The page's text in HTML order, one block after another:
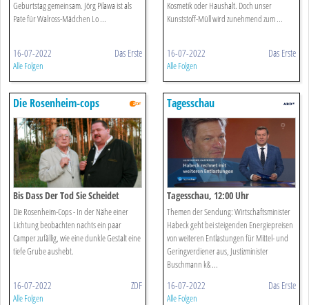
Geburtstag gemeinsam. Jörg Pilawa ist als
Pate für Walross-Mädchen Lo ...
16-07-2022 Das Erste
Alle Folgen
Kosmetik oder Haushalt. Doch unser
Kunststoff-Müll wird zunehmend zum ...
16-07-2022 Das Erste
Alle Folgen
Die Rosenheim-cops
Bis Dass Der Tod Sie Scheidet
Die Rosenheim-Cops - In der Nähe einer
Lichtung beobachten nachts ein paar
Camper zufällig, wie eine dunkle Gestalt eine
tiefe Grube aushebt.
16-07-2022 ZDF
Alle Folgen
Tagesschau
Tagesschau, 12:00 Uhr
Themen der Sendung: Wirtschaftsminister
Habeck geht bei steigenden Energiepreisen
von weiteren Entlastungen für Mittel- und
Geringverdiener aus, Justizminister
Buschmann k& ...
16-07-2022 Das Erste
Alle Folgen